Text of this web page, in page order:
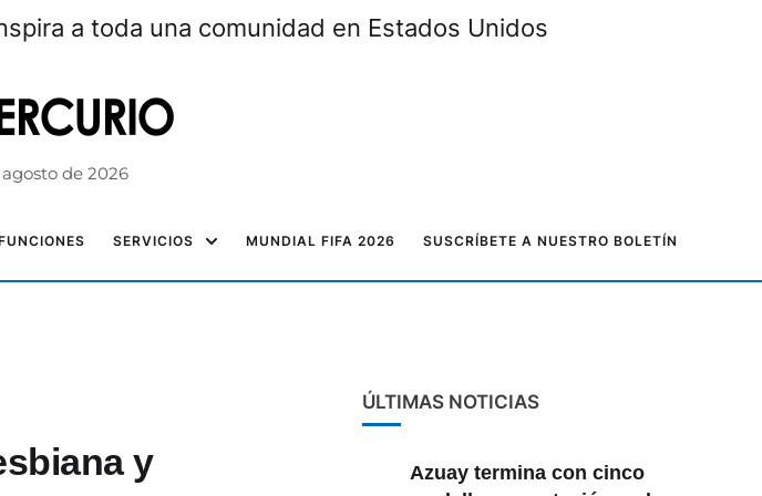
a toda una comunidad en Estados Unidos
de 2026
SERVICIOS MUNDIAL FIFA 2026 SUSCRÍBETE A NUESTRO BOLETÍN
y
ÚLTIMAS NOTICIAS
Azuay termina con cinco